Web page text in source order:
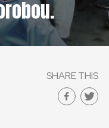
SHARE THIS